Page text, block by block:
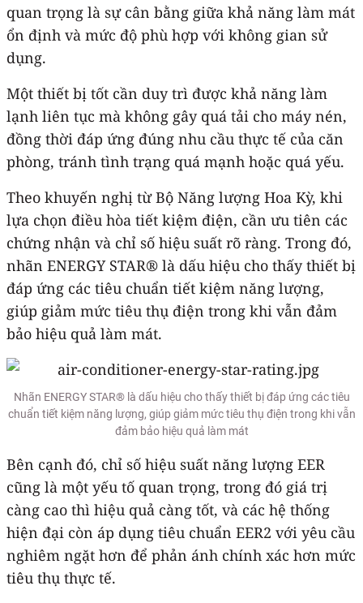
quan trọng là sự cân bằng giữa khả năng làm mát
ổn định và mức độ phù hợp với không gian sử
dụng.
Một thiết bị tốt cần duy trì được khả năng làm
lạnh liên tục mà không gây quá tải cho máy nén,
đồng thời đáp ứng đúng nhu cầu thực tế của căn
phòng, tránh tình trạng quá mạnh hoặc quá yếu.
Theo khuyến nghị từ Bộ Năng lượng Hoa Kỳ, khi
lựa chọn điều hòa tiết kiệm điện, cần ưu tiên các
chứng nhận và chỉ số hiệu suất rõ ràng. Trong đó,
nhãn ENERGY STAR® là dấu hiệu cho thấy thiết bị
đáp ứng các tiêu chuẩn tiết kiệm năng lượng,
giúp giảm mức tiêu thụ điện trong khi vẫn đảm
bảo hiệu quả làm mát.
Nhãn ENERGY STAR® là dấu hiệu cho thấy thiết bị đáp ứng các tiêu
chuẩn tiết kiệm năng lượng, giúp giảm mức tiêu thụ điện trong khi vẫn
đảm bảo hiệu quả làm mát
Bên cạnh đó, chỉ số hiệu suất năng lượng EER
cũng là một yếu tố quan trọng, trong đó giá trị
càng cao thì hiệu quả càng tốt, và các hệ thống
hiện đại còn áp dụng tiêu chuẩn EER2 với yêu cầu
nghiêm ngặt hơn để phản ánh chính xác hơn mức
tiêu thụ thực tế.